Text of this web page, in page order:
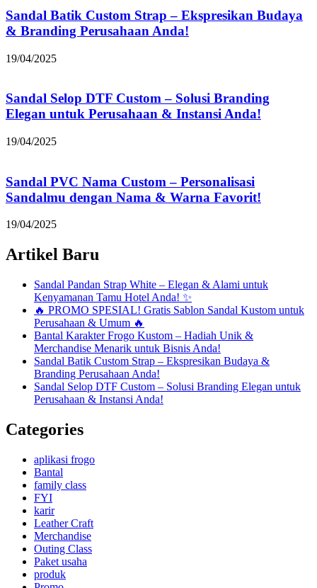
Sandal Batik Custom Strap – Ekspresikan Budaya
& Branding Perusahaan Anda!
19/04/2025
Sandal Selop DTF Custom – Solusi Branding
Elegan untuk Perusahaan & Instansi Anda!
19/04/2025
Sandal PVC Nama Custom – Personalisasi
Sandalmu dengan Nama & Warna Favorit!
19/04/2025
Artikel Baru
Sandal Pandan Strap White – Elegan & Alami untuk
Kenyamanan Tamu Hotel Anda! ✨
🔥 PROMO SPESIAL! Gratis Sablon Sandal Kustom untuk
Perusahaan & Umum 🔥
Bantal Karakter Frogo Kustom – Hadiah Unik &
Merchandise Menarik untuk Bisnis Anda!
Sandal Batik Custom Strap – Ekspresikan Budaya &
Branding Perusahaan Anda!
Sandal Selop DTF Custom – Solusi Branding Elegan untuk
Perusahaan & Instansi Anda!
Categories
aplikasi frogo
Bantal
family class
FYI
karir
Leather Craft
Merchandise
Outing Class
Paket usaha
produk